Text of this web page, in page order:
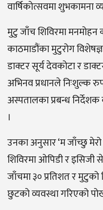
वार्षिकोत्सवमा शुभकामना
मुटु जाँच शिविरमा मनमोहन
काठमाडौंका मुटुरोग
डाक्टर सूर्य देवकोटा र
अभिनव प्रधानले निःशुल्क
अस्पतालका प्रबन्ध
।
उनका अनुसार ‘म जाँच्छु
शिविरमा ओपिडी र इसिजी
जाँचमा ३० प्रतिशत र मुटुको
छुटको व्यवस्था गरिएको